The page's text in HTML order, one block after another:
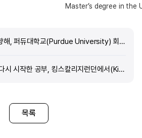
Master’s degree in the
듀대학교(Purdue University) 회계학 전공 유학 이야기
공부, 킹스칼리지런던에서(King’s College London) 석사 유학기
목록